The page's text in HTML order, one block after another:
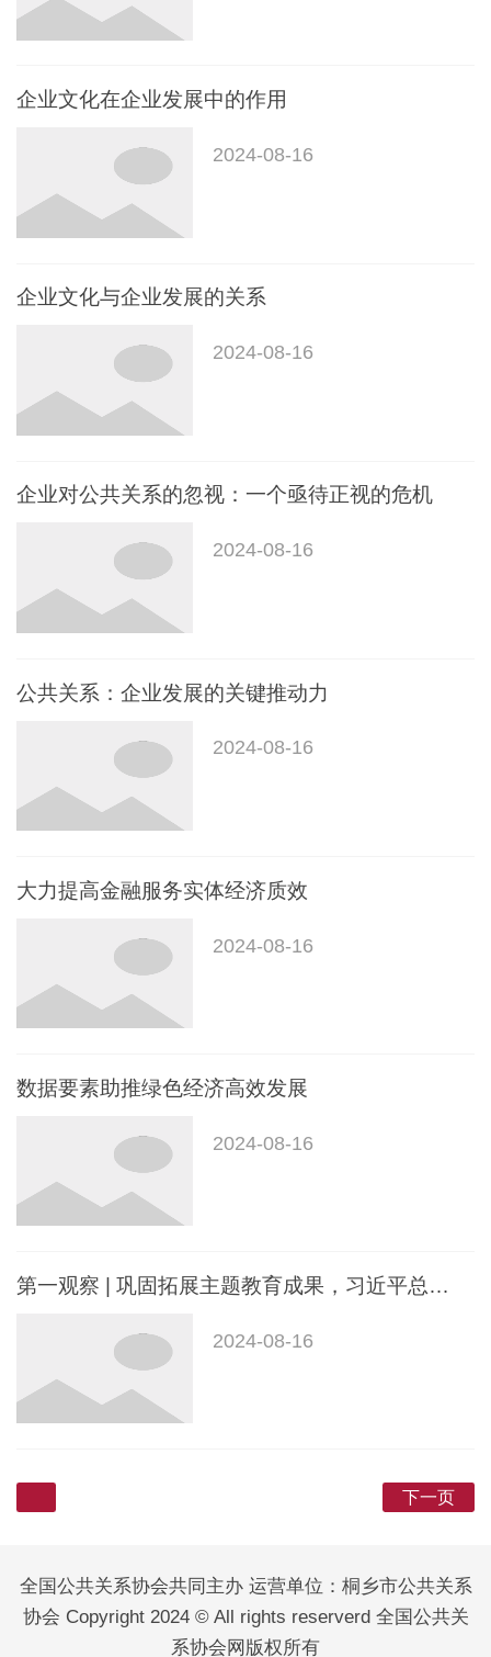
企业文化在企业发展中的作用
2024-08-16
企业文化与企业发展的关系
2024-08-16
企业对公共关系的忽视：一个亟待正视的危机
2024-08-16
公共关系：企业发展的关键推动力
2024-08-16
大力提高金融服务实体经济质效
2024-08-16
数据要素助推绿色经济高效发展
2024-08-16
第一观察 | 巩固拓展主题教育成果，习近平总书记提出5点重要要求
2024-08-16
下一页
全国公共关系协会共同主办 运营单位：桐乡市公共关系
协会 Copyright 2024 © All rights reserverd 全国公共关
系协会网版权所有